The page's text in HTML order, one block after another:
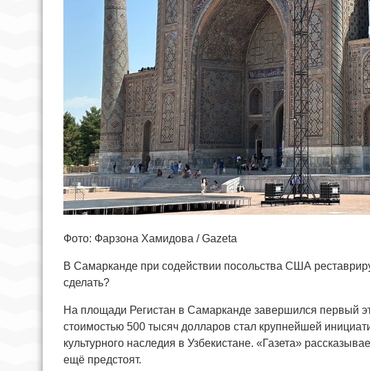
Фото: Фарзона Хамидова / Gazeta
В Самарканде при содействии посольства США
сделать?
На площади Регистан в Самарканде завершился первый
стоимостью 500 тысяч долларов стал крупнейшей
культурного наследия в Узбекистане. «Газета»
ещё предстоят.